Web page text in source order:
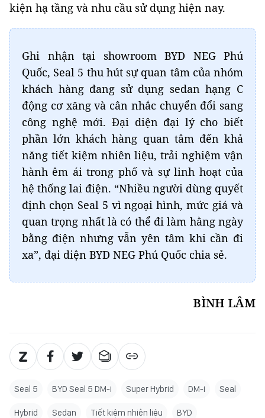
kiện hạ tầng và nhu cầu sử dụng hiện nay.
Ghi nhận tại showroom BYD NEG Phú
Quốc, Seal 5 thu hút sự quan tâm của nhóm
khách hàng đang sử dụng sedan hạng C
động cơ xăng và cân nhắc chuyển đổi sang
công nghệ mới. Đại diện đại lý cho biết
phần lớn khách hàng quan tâm đến khả
năng tiết kiệm nhiên liệu, trải nghiệm vận
hành êm ái trong phố và sự linh hoạt của
hệ thống lai điện. “Nhiều người dùng quyết
định chọn Seal 5 vì ngoại hình, mức giá và
quan trọng nhất là có thể đi làm hằng ngày
bằng điện nhưng vẫn yên tâm khi cần đi
xa”, đại diện BYD NEG Phú Quốc chia sẻ.
BÌNH LÂM
Seal 5 BYD Seal 5 DM-i Super Hybrid DM-i Seal
Hybrid Sedan Tiết kiệm nhiên liệu BYD